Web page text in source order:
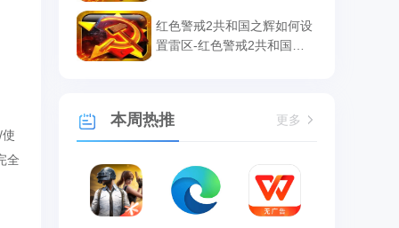
全
红色警戒2共和国之辉如何设
置雷区-红色警戒2共和国之
本周热推 更多